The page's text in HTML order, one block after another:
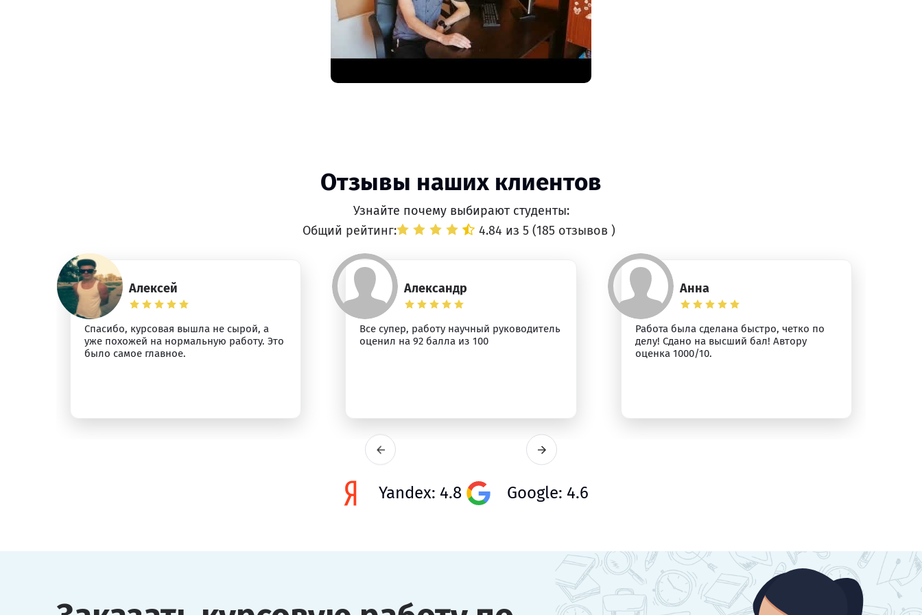
Отзывы наших клиентов
Узнайте почему выбирают студенты:
Общий рейтинг:
4.84 из 5 (185 отзывов )
Алексей
Спасибо, курсовая вышла не сырой, а
уже похожей на нормальную работу. Это
было самое главное.
Александр
Все супер, работу научный руководитель
оценил на 92 балла из 100
Анна
Работа была сделана быстро, четко по
делу! Сдано на высший бал! Автору
оценка 1000/10.
Yandex: 4.8 Google: 4.6